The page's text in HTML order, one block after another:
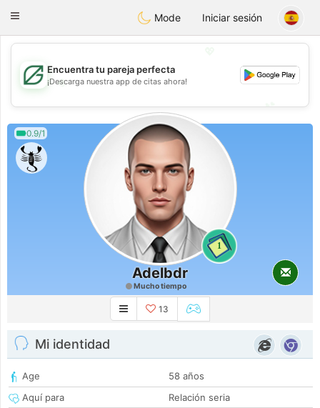
GulfDating
Toggle
Mode Iniciar sesión
💖
💕
💕
Encuentra tu pareja perfecta
¡Descarga nuestra app de citas ahora!
0.9/1
1
Adelbdr
Mucho tiempo
13
Mi identidad
Age
58 años
Aquí para
Relación seria